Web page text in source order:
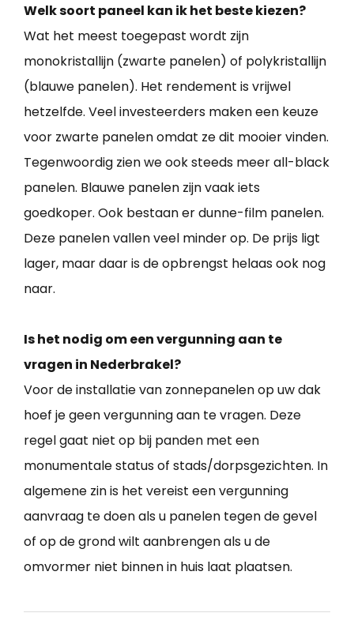
Welk soort paneel kan ik het beste kiezen?
Wat het meest toegepast wordt zijn
monokristallijn (zwarte panelen) of polykristallijn
(blauwe panelen). Het rendement is vrijwel
hetzelfde. Veel investeerders maken een keuze
voor zwarte panelen omdat ze dit mooier vinden.
Tegenwoordig zien we ook steeds meer all-black
panelen. Blauwe panelen zijn vaak iets
goedkoper. Ook bestaan er dunne-film panelen.
Deze panelen vallen veel minder op. De prijs ligt
lager, maar daar is de opbrengst helaas ook nog
naar.
Is het nodig om een vergunning aan te
vragen in Nederbrakel?
Voor de installatie van zonnepanelen op uw dak
hoef je geen vergunning aan te vragen. Deze
regel gaat niet op bij panden met een
monumentale status of stads/dorpsgezichten. In
algemene zin is het vereist een vergunning
aanvraag te doen als u panelen tegen de gevel
of op de grond wilt aanbrengen als u de
omvormer niet binnen in huis laat plaatsen.